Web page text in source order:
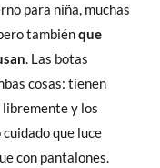
para niña, muchas
tambiénque
. Las botas
cosas: tienen
libremente y los
que luce
con pantalones.